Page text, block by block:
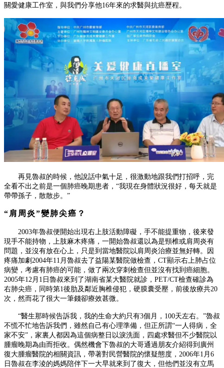
關愛健康工作室，與我們分享他16年來的求醫與抗癌歷程。
再見魯叔的時候，他說話中氣十足，很激動地跟我們打招呼，完
全看不出之前是一個肺癌晚期患者， “我現在身體狀況很好，每天就是
帶帶孫子，散散步。”
“肩周炎”變肺尖癌？
2003年魯叔便開始出現右上肢活動障礙，手不能提重物，後來發
現手不能持物，上肢麻木疼痛，一開始魯叔還以為是頸椎或肩周炎有
問題，並沒有放在心上，只是到當地醫院以肩周炎治療並無好轉。因
疼痛加劇 2004年11 月魯叔去了益陽某醫院做檢查， CT顯示右上肺占位
病變，考慮有肺癌的可能，做了兩次穿刺檢查但並沒有找到癌細胞。
2005年12月 1 日魯叔來到了湖南省某大醫院就診， PET/CT檢查確診為
右肺尖癌，同時第1後肋及鄰近胸椎侵犯，硬膜囊受壓，前後放療共20
次，然而花了很大一筆錢卻療效甚微。
“醫生那時候告訴我，我的生命大約只有3個月， 100天左右。 ”魯叔
不慌不忙地告訴我們，雖然自己有心理準備，但正所謂“一人得病，全
家不安” ，家裏人都因為這個病整日以淚洗面，四處求醫但不少醫院以
腫瘤晚期為由而拒收。偶然機會下魯叔的大哥通過朋友介紹得到廣州
復大腫瘤醫院的相關資訊，帶著對民營醫院的懷疑態度， 2006年1 月 6
日魯叔在李淩的媽媽陪伴下一大早就來到了復大，但他們並沒有立馬